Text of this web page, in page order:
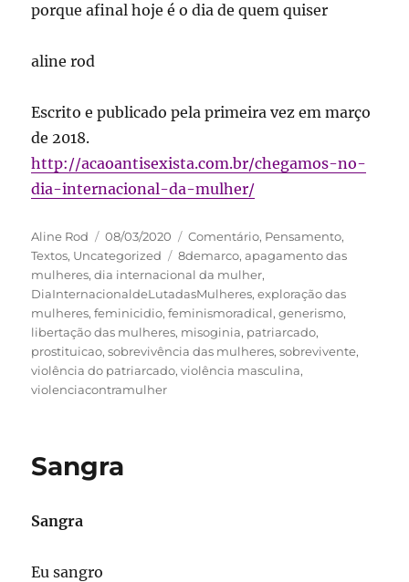
porque afinal hoje é o dia de quem quiser
aline rod
Escrito e publicado pela primeira vez em março
de 2018.
http://acaoantisexista.com.br/chegamos-no-
dia-internacional-da-mulher/
Autor
Aline Rod
Publicado
em
08/03/2020 Categorias
Comentário, Pensamento,
Textos, Uncategorized Tags
8demarco,apagamento das
mulheres,dia internacional da mulher,
DiaInternacionaldeLutadasMulheres,exploração das
mulheres,feminicidio,feminismoradical,generismo,
libertação das mulheres, misoginia, patriarcado,
prostituicao,sobrevivência das mulheres,sobrevivente,
violência do patriarcado,violência masculina,
violenciacontramulher
Sangra
Sangra
Eu sangro